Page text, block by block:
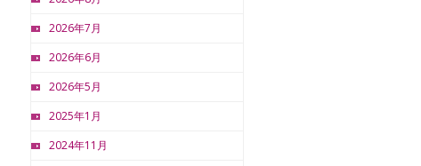
2026年7月
2026年6月
2026年5月
2025年1月
2024年11月